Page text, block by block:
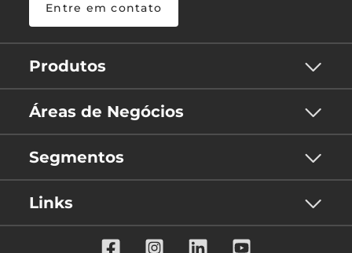
Entre em contato
Produtos
Áreas de Negócios
Segmentos
Links